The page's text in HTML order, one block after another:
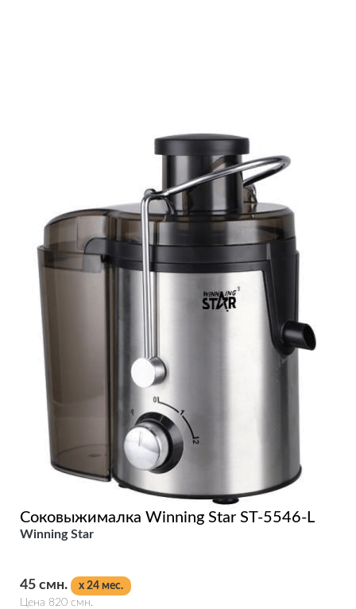
Соковыжималка Winning Star ST-5546-L
Winning Star
45 смн.
x 24 мес.
Цена 820 смн.